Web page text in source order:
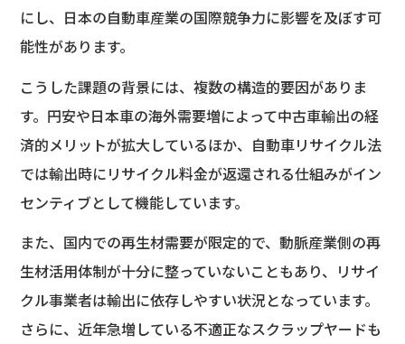
にし、日本の自動車産業の国際競争力に影響を及ぼす可
能性があります。
こうした課題の背景には、複数の構造的要因がありま
す。円安や日本車の海外需要増によって中古車輸出の経
済的メリットが拡大しているほか、自動車リサイクル法
では輸出時にリサイクル料金が返還される仕組みがイン
センティブとして機能しています。
また、国内での再生材需要が限定的で、動脈産業側の再
生材活用体制が十分に整っていないこともあり、リサイ
クル事業者は輸出に依存しやすい状況となっています。
さらに、近年急増している不適正なスクラップヤードも